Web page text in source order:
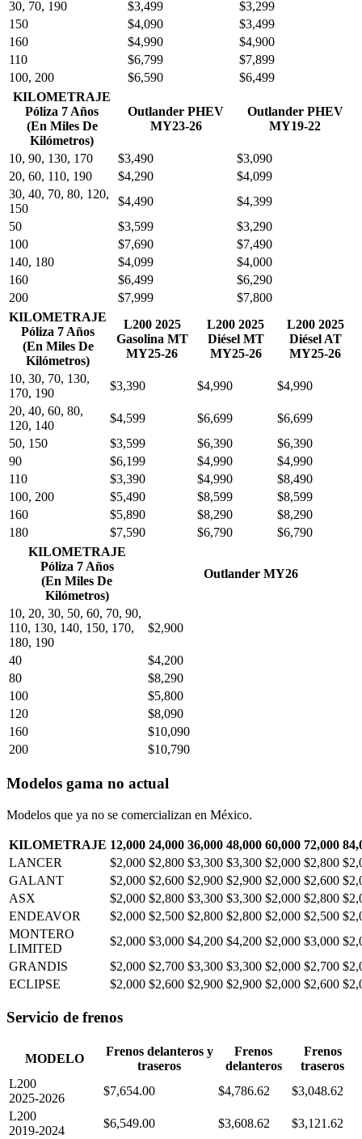
30, 70, 190 $3,499
$3,299
150
$4,090
$3,499
160
$4,990
$4,900
110
$6,799
$7,899
100, 200
$6,590
$6,499
KILOMETRAJE
Póliza 7 Años
(En Miles De
Kilómetros)
Outlander PHEV
MY23-26
Outlander PHEV
MY19-22
10, 90, 130, 170 $3,490
$3,090
20, 60, 110, 190
$4,290
$4,099
30, 40, 70, 80, 120,
150
$4,490
$4,399
50
$3,599
$3,290
100
$7,690
$7,490
140, 180
$4,099
$4,000
160
$6,499
$6,290
200
$7,999
$7,800
KILOMETRAJE
Póliza 7 Años
(En Miles De
Kilómetros)
L200 2025
Gasolina MT
MY25-26
L200 2025
Diésel MT
MY25-26
L200 2025
Diésel AT
MY25-26
10, 30, 70, 130,
170, 190
$3,390 $4,990
$4,990
20, 40, 60, 80,
120, 140
$4,599 $6,699
$6,699
50, 150
$3,599 $6,390
$6,390
90
$6,199 $4,990
$4,990
110
$3,390 $4,990
$8,490
100, 200
$5,490 $8,599
$8,599
160
$5,890 $8,290
$8,290
180
$7,590 $6,790
$6,790
KILOMETRAJE
Póliza 7 Años
(En Miles De
Kilómetros)
Outlander MY26
10, 20, 30, 50, 60, 70, 90,
110, 130, 140, 150, 170,
180, 190
$2,900
40
$4,200
80
$8,290
100
$5,800
120
$8,090
160
$10,090
200
$10,790
Modelos gama no actual
Modelos que ya no se comercializan en México.
KILOMETRAJE 12,000 24,000 36,000 48,000 60,000 72,000
LANCER
$2,000 $2,800 $3,300 $3,300 $2,000 $2,800
GALANT
$2,000 $2,600 $2,900 $2,900 $2,000 $2,600
ASX
$2,000 $2,800 $3,300 $3,300 $2,000 $2,800
ENDEAVOR
$2,000 $2,500 $2,800 $2,800 $2,000 $2,500
MONTERO
LIMITED
$2,000 $3,000 $4,200 $4,200 $2,000 $3,000
GRANDIS
$2,000 $2,700 $3,300 $3,300 $2,000 $2,700
ECLIPSE
$2,000 $2,600 $2,900 $2,900 $2,000 $2,600
Servicio de frenos
MODELO
Frenos delanteros y
traseros
Frenos
delanteros
Frenos
traseros
L200
2025-2026
$7,654.00 $4,786.62
$3,048.62
L200
2019-2024
$6,549.00 $3,608.62
$3,121.62